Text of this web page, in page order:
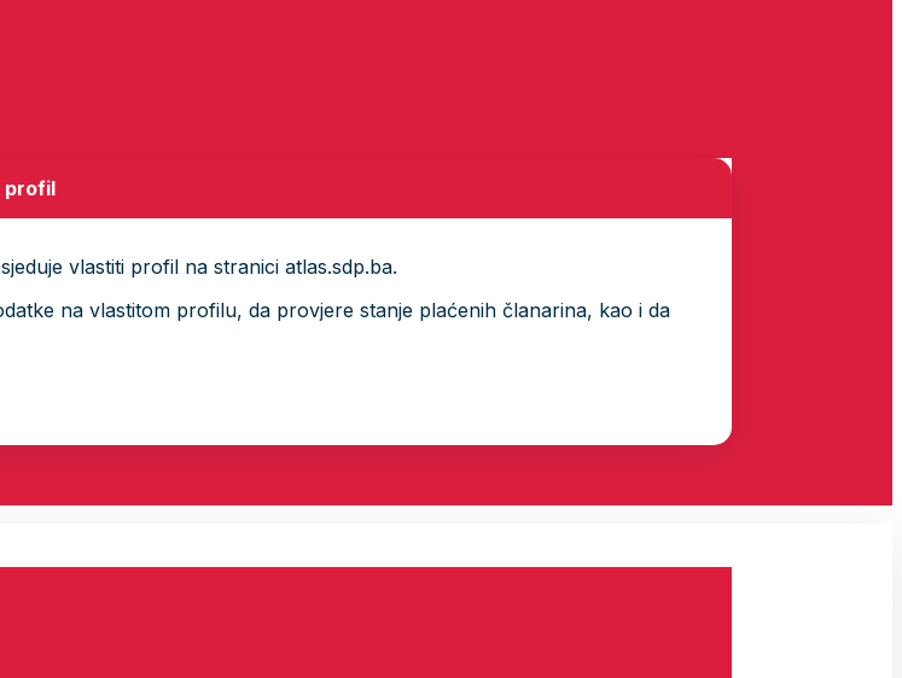
profil
vlastiti profil na stranici atlas.sdp.ba.
na vlastitom profilu, da provjere stanje plaćenih članarina, kao i da